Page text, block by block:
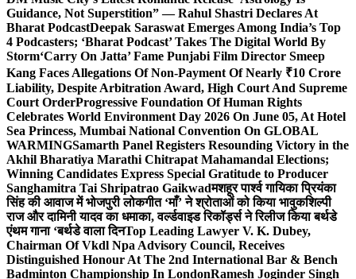
Guidance, Not Superstition” — Rahul Shastri Declares At
Bharat PodcastDeepak Saraswat Emerges Among India’s Top
4 Podcasters; ‘Bharat Podcast’ Takes The Digital World By
Storm‘Carry On Jatta’ Fame Punjabi Film Director Smeep
Kang Faces Allegations Of Non-Payment Of Nearly ₹10 Crore
Liability, Despite Arbitration Award, High Court And Supreme
Court OrderProgressive Foundation Of Human Rights
Celebrates World Environment Day 2026 On June 05, At Hotel
Sea Princess, Mumbai National Convention On GLOBAL
WARMINGSamarth Panel Registers Resounding Victory in the
Akhil Bharatiya Marathi Chitrapat Mahamandal Elections;
Winning Candidates Express Special Gratitude to Producer
Sanghamitra Tai Shripatrao Gaikwadमशहूर पार्श्व गायिका प्रियंका
सिंह की आवाज में भोजपुरी लोकगीत ‘माँ’ ने श्रोताओं को किया भावुकशिल्पी
राज और दामिनी यादव का धमाका, वर्ल्डवाइड रिकॉर्ड्स ने रिलीज किया बर्थडे
एंथम गाना ‘बर्थडे वाला दिनTop Leading Lawyer V. K. Dubey,
Chairman Of Vkdl Npa Advisory Council, Receives
Distinguished Honour At The 2nd International Bar & Bench
Badminton Championship In LondonRamesh Joginder Singh